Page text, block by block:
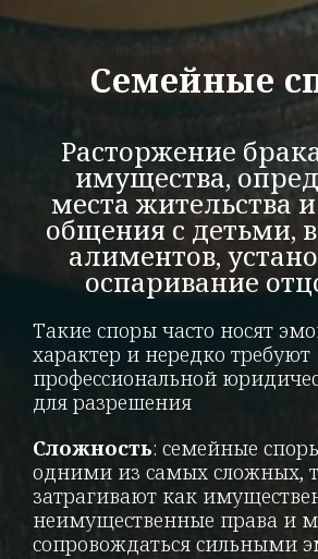
Семейные
Расторжение
имущества,
места жительства
общения с детьми,
алиментов,
оспаривание
Такие споры часто носят
характер и нередко требуют
профессиональной
для разрешения
Сложность: семейные
одними из самых сложных,
затрагивают как
неимущественные права и
сопровождаться сильными